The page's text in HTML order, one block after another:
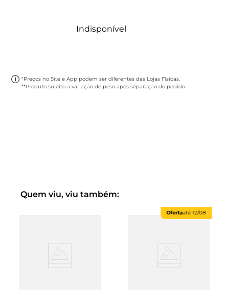
Indisponível
*Preços no Site e App podem ser diferentes das Lojas Físicas.
**Produto sujeito a variação de peso após separação do pedido.
Quem viu, viu também:
Ofertaaté12/08